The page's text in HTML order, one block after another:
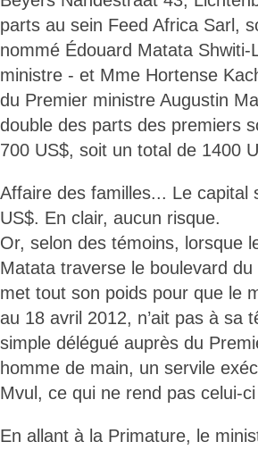
parts au sein Feed Africa Sarl,
nommé Édouard Matata
ministre - et Mme Hortense
du Premier ministre Augustin
double des parts des premiers
700 US$, soit un total de 1400
Affaire des familles... Le capital
US$. En clair, aucun risque.
Or, selon des témoins, lorsque
Matata traverse le boulevard
met tout son poids pour que le
au 18 avril 2012, n’ait pas à sa
simple délégué auprès du
homme de main, un servile
Mvul, ce qui ne rend pas celui-
En allant à la Primature, le